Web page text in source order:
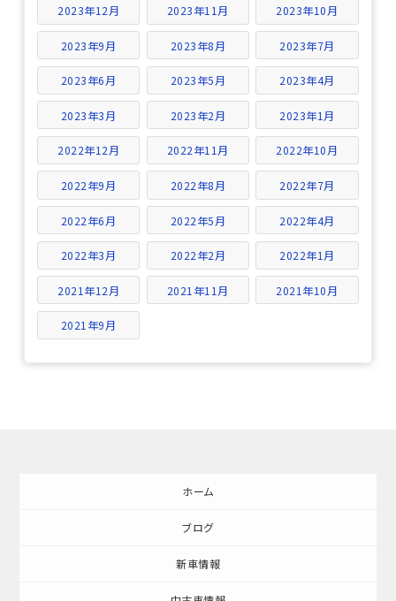
2023年12月 2023年11月 2023年10月
2023年9月 2023年8月 2023年7月
2023年6月 2023年5月 2023年4月
2023年3月 2023年2月 2023年1月
2022年12月 2022年11月 2022年10月
2022年9月 2022年8月 2022年7月
2022年6月 2022年5月 2022年4月
2022年3月 2022年2月 2022年1月
2021年12月 2021年11月 2021年10月
2021年9月
ホーム
ブログ
新車情報